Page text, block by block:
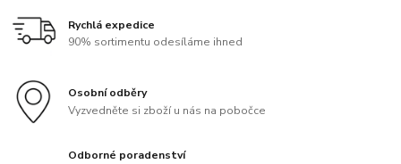
Rychlá expedice
90% sortimentu odesíláme ihned
Osobní odběry
Vyzvedněte si zboží u nás na pobočce
Odborné poradenství